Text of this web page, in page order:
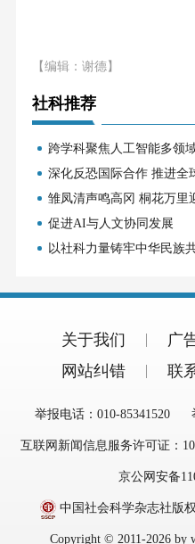
【编辑：谢德】
社科推荐
跨学科聚焦人工智能多领
深化反恐国际合作 推进全
雏凤清声鸣高冈 桐花万里
促进AI与人文协同发展
以社科力量铸牢中华民族
关于我们 广
网站纠错
联
举报电话：010-85341520
互联网新闻信息服务许可证：
京公网安备
中国社会科学杂志社版
Copyright © 2011-2026 by